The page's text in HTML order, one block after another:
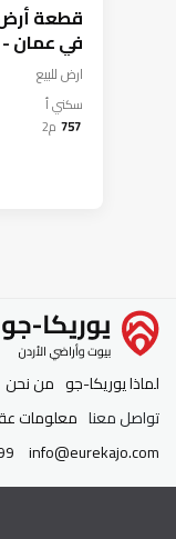
في عمان -
ارضللبيع
سكني أ
757 م2
لماذا يوريكا-جو من نحن
تواصل معنا معلومات
info@eurekajo.com